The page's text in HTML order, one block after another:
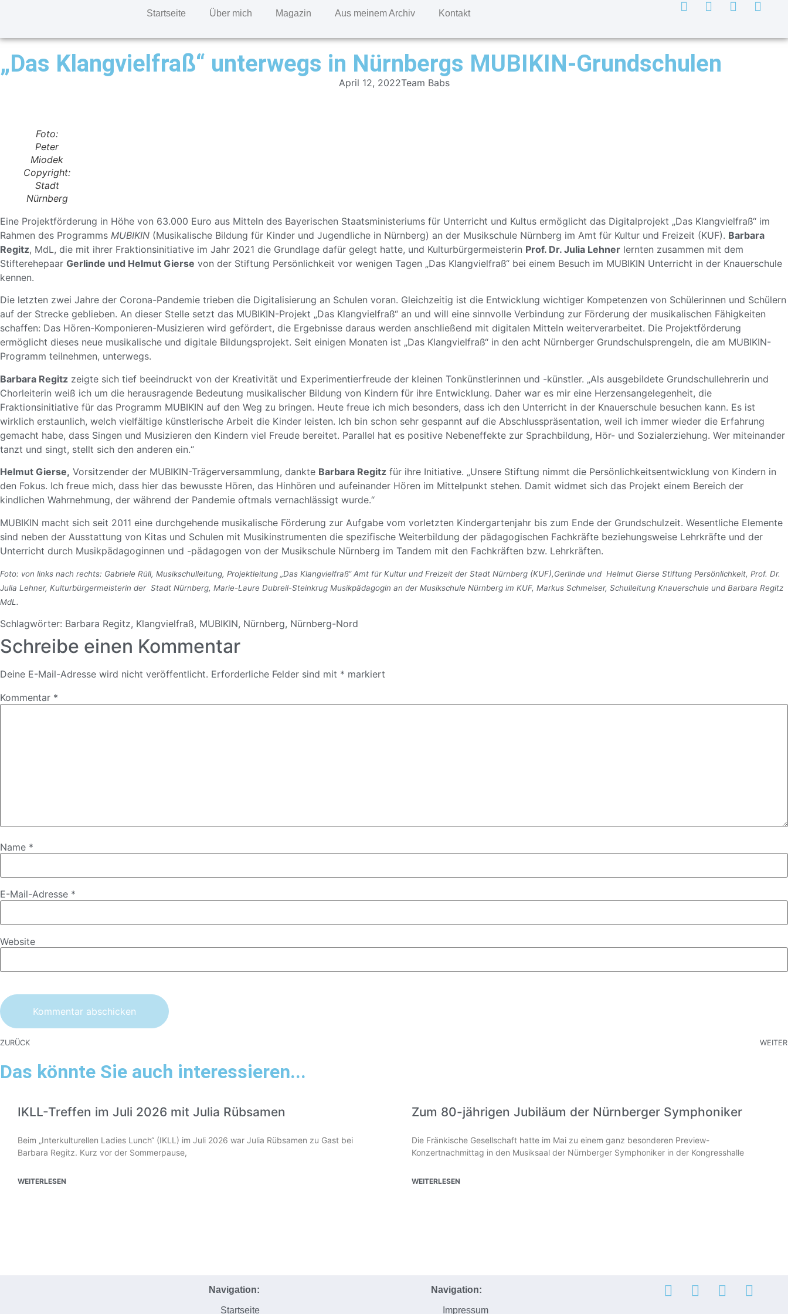
Startseite Über mich Magazin Aus meinem Archiv Kontakt
„Das Klangvielfraß“ unterwegs in Nürnbergs MUBIKIN-Grundschulen
April 12, 2022Team Babs
Foto:
Peter
Miodek
Copyright:
Stadt
Nürnberg
Eine Projektförderung in Höhe von 63.000 Euro aus Mitteln des Bayerischen Staatsministeriums für Unterricht und Kultus ermöglicht das Digitalprojekt „Das Klangvielfraß“ im
Rahmen des Programms MUBIKIN (Musikalische Bildung für Kinder und Jugendliche in Nürnberg) an der Musikschule Nürnberg im Amt für Kultur und Freizeit (KUF). Barbara
Regitz, MdL, die mit ihrer Fraktionsinitiative im Jahr 2021 die Grundlage dafür gelegt hatte, und Kulturbürgermeisterin Prof. Dr. Julia Lehner lernten zusammen mit dem
Stifterehepaar Gerlinde und Helmut Gierse von der Stiftung Persönlichkeit vor wenigen Tagen „Das Klangvielfraß“ bei einem Besuch im MUBIKIN Unterricht in der Knauerschule
kennen.
Die letzten zwei Jahre der Corona-Pandemie trieben die Digitalisierung an Schulen voran. Gleichzeitig ist die Entwicklung wichtiger Kompetenzen von Schülerinnen und Schülern
auf der Strecke geblieben. An dieser Stelle setzt das MUBIKIN-Projekt „Das Klangvielfraß“ an und will eine sinnvolle Verbindung zur Förderung der musikalischen Fähigkeiten
schaffen: Das Hören-Komponieren-Musizieren wird gefördert, die Ergebnisse daraus werden anschließend mit digitalen Mitteln weiterverarbeitet. Die Projektförderung
ermöglicht dieses neue musikalische und digitale Bildungsprojekt. Seit einigen Monaten ist „Das Klangvielfraß“ in den acht Nürnberger Grundschulsprengeln, die am MUBIKIN-
Programm teilnehmen, unterwegs.
Barbara Regitz zeigte sich tief beeindruckt von der Kreativität und Experimentierfreude der kleinen Tonkünstlerinnen und -künstler. „Als ausgebildete Grundschullehrerin und
Chorleiterin weiß ich um die herausragende Bedeutung musikalischer Bildung von Kindern für ihre Entwicklung. Daher war es mir eine Herzensangelegenheit, die
Fraktionsinitiative für das Programm MUBIKIN auf den Weg zu bringen. Heute freue ich mich besonders, dass ich den Unterricht in der Knauerschule besuchen kann. Es ist
wirklich erstaunlich, welch vielfältige künstlerische Arbeit die Kinder leisten. Ich bin schon sehr gespannt auf die Abschlusspräsentation, weil ich immer wieder die Erfahrung
gemacht habe, dass Singen und Musizieren den Kindern viel Freude bereitet. Parallel hat es positive Nebeneffekte zur Sprachbildung, Hör- und Sozialerziehung. Wer miteinander
tanzt und singt, stellt sich den anderen ein.“
Helmut Gierse, Vorsitzender der MUBIKIN-Trägerversammlung, dankte Barbara Regitz für ihre Initiative. „Unsere Stiftung nimmt die Persönlichkeitsentwicklung von Kindern in
den Fokus. Ich freue mich, dass hier das bewusste Hören, das Hinhören und aufeinander Hören im Mittelpunkt stehen. Damit widmet sich das Projekt einem Bereich der
kindlichen Wahrnehmung, der während der Pandemie oftmals vernachlässigt wurde.“
MUBIKIN macht sich seit 2011 eine durchgehende musikalische Förderung zur Aufgabe vom vorletzten Kindergartenjahr bis zum Ende der Grundschulzeit. Wesentliche Elemente
sind neben der Ausstattung von Kitas und Schulen mit Musikinstrumenten die spezifische Weiterbildung der pädagogischen Fachkräfte beziehungsweise Lehrkräfte und der
Unterricht durch Musikpädagoginnen und -pädagogen von der Musikschule Nürnberg im Tandem mit den Fachkräften bzw. Lehrkräften.
Foto: von links nach rechts: Gabriele Rüll, Musikschulleitung, Projektleitung „Das Klangvielfraß“ Amt für Kultur und Freizeit der Stadt Nürnberg (KUF),Gerlinde und Helmut Gierse Stiftung Persönlichkeit, Prof. Dr.
Julia Lehner, Kulturbürgermeisterin der Stadt Nürnberg, Marie-Laure Dubreil-Steinkrug Musikpädagogin an der Musikschule Nürnberg im KUF, Markus Schmeiser, Schulleitung Knauerschule und Barbara Regitz
MdL.
Schlagwörter: Barbara Regitz, Klangvielfraß, MUBIKIN, Nürnberg, Nürnberg-Nord
Schreibe einen Kommentar
Deine E-Mail-Adresse wird nicht veröffentlicht. Erforderliche Felder sind mit * markiert
Kommentar *
Name *
E-Mail-Adresse *
Website
ZURÜCK WEITER
Das könnte Sie auch interessieren...
IKLL-Treffen im Juli 2026 mit Julia Rübsamen
Beim „Interkulturellen Ladies Lunch“ (IKLL) im Juli 2026 war Julia Rübsamen zu Gast bei
Barbara Regitz. Kurz vor der Sommerpause,
WEITERLESEN
Zum 80-jährigen Jubiläum der Nürnberger Symphoniker
Die Fränkische Gesellschaft hatte im Mai zu einem ganz besonderen Preview-
Konzertnachmittag in den Musiksaal der Nürnberger Symphoniker in der Kongresshalle
WEITERLESEN
Navigation:
Startseite
Navigation:
Impressum